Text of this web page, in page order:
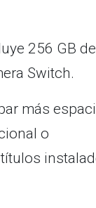
256 GB de
Switch.
más
o